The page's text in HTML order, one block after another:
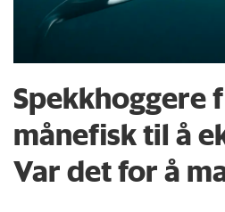
Spekkhoggere
månefisk til å
Var det for å